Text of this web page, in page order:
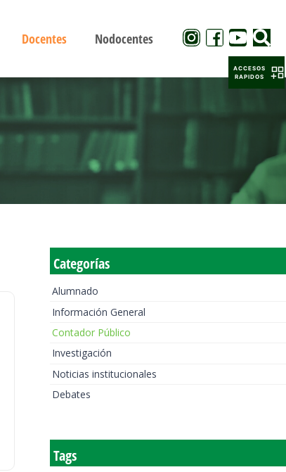
Docentes Nodocentes
Categorías
Alumnado
Información General
Contador Público
Investigación
Noticias institucionales
Debates
Tags
ACCESOS
RAPIDOS